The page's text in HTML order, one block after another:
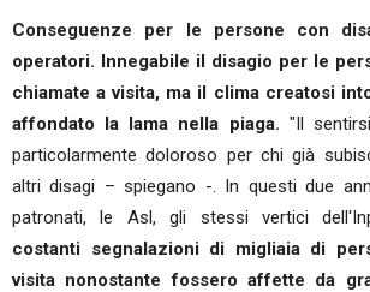
Conseguenze per le persone con
operatori. Innegabile il disagio per le
chiamate a visita, ma il clima creatosi
affondato la lama nella piaga. "Il
particolarmente doloroso per chi già
altri disagi – spiegano -. In questi due
patronati, le Asl, gli stessi vertici
costanti segnalazioni di migliaia di
visita nonostante fossero affette da